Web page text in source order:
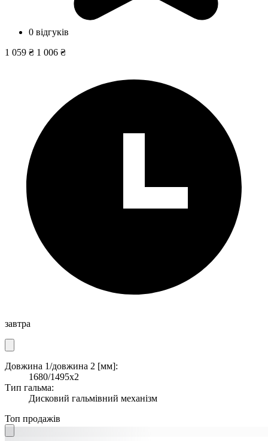
0 відгуків
1 059 ₴ 1 006 ₴
завтра
Довжина 1/довжина 2 [мм]:
1680/1495x2
Тип гальма:
Дисковий гальмівний механізм
Топ продажів